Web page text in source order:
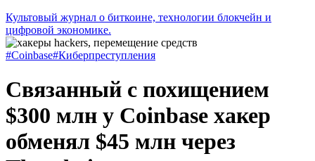
Культовый журнал о биткоине, технологии блокчейн и
цифровой экономике.
#Coinbase#Киберпреступления
Связанный с похищением
$300 млн у Coinbase хакер
обменял $45 млн через